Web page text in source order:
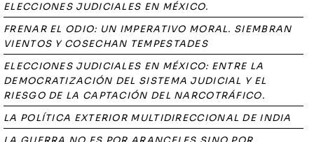
ELECCIONES JUDICIALES EN MÉXICO.
FRENAR EL ODIO: UN IMPERATIVO MORAL. SIEMBRAN
VIENTOS Y COSECHAN TEMPESTADES
ELECCIONES JUDICIALES EN MÉXICO: ENTRE LA
DEMOCRATIZACIÓN DEL SISTEMA JUDICIAL Y EL
RIESGO DE LA CAPTACIÓN DEL NARCOTRÁFICO.
LA POLÍTICA EXTERIOR MULTIDIRECCIONAL DE INDIA